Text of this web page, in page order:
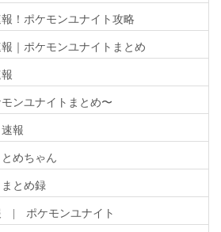
！ポケモンユナイト攻略
｜ポケモンユナイトまとめ
ンユナイトまとめ〜
報
めちゃん
とめ録
| ポケモンユナイト